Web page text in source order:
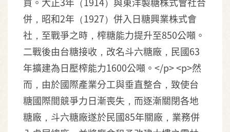
併，昭和2年（1927）併入日糖興業株式會
社，至戰爭之時，榨糖能力提升至850公噸。
二戰後由台糖接收，改名斗六糖廠，民國63
年擴建為日壓榨能力1600公噸。</p> <p>然
而，由於國際產業分工與垂直整合，致使台
糖國際間競爭力日漸喪失，而逐漸關閉各地
糖廠，斗六糖廠遂於民國85年關廠，業務併